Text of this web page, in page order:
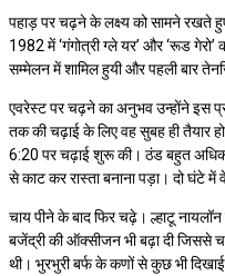
पहाड़ पर चढ़ने के लक्ष्य को सामने रखते
1982 में ‘गंगोत्री ग्ले यर’ और ‘रूड गेरो’
सम्मेलन में शामिल हुयी और पहली बार
एवरेस्ट पर चढ़ने का अनुभव उन्होंने इस
तक की चढ़ाई के लिए वह सुबह ही तैयार
6:20 पर चढ़ाई शुरू की। ठंड बहुत अधिक
से काट कर रास्ता बनाना पड़ा। दो घंटे
चाय पीने के बाद फिर चढ़े। ल्हाटू
बजेंद्री की ऑक्सीजन भी बढ़ा दी जिससे
थी। भुरभुरी बर्फ के कणों से कुछ भी